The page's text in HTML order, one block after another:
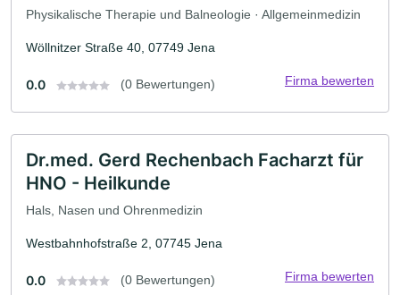
Physikalische Therapie und Balneologie · Allgemeinmedizin
Wöllnitzer Straße 40, 07749 Jena
0.0 (0 Bewertungen) Firma bewerten
Dr.med. Gerd Rechenbach Facharzt für
HNO - Heilkunde
Hals, Nasen und Ohrenmedizin
Westbahnhofstraße 2, 07745 Jena
0.0 (0 Bewertungen) Firma bewerten